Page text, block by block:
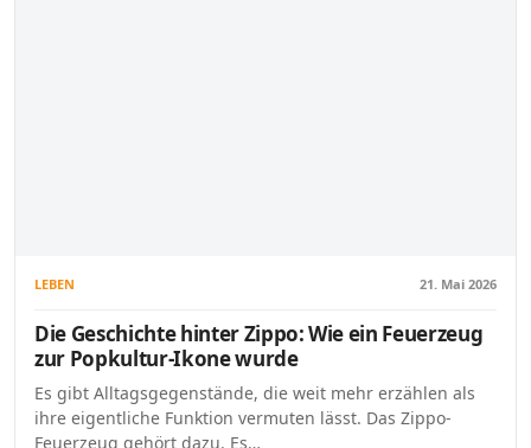
LEBEN 21. Mai 2026
Die Geschichte hinter Zippo: Wie ein Feuerzeug
zur Popkultur-Ikone wurde
Es gibt Alltagsgegenstände, die weit mehr erzählen als
ihre eigentliche Funktion vermuten lässt. Das Zippo-
Feuerzeug gehört dazu. Es…